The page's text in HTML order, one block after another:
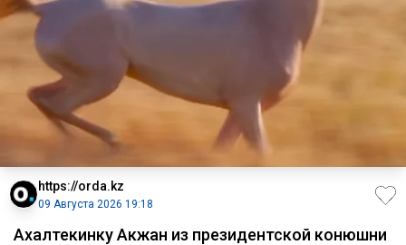
https://orda.kz
09 Августа 2026 19:18
Ахалтекинку Акжан из президентской конюшни